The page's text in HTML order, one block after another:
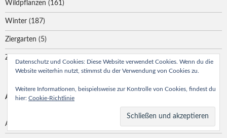
Wildpflanzen (161)
Winter (187)
Ziergarten (5)
Zimmerpflanzen (466)
ARCHIV
August 2026
Datenschutz und Cookies: Diese Website verwendet Cookies. Wenn du die
Website weiterhin nutzt, stimmst du der Verwendung von Cookies zu.
Weitere Informationen, beispielsweise zur Kontrolle von Cookies, findest du
hier: Cookie-Richtlinie